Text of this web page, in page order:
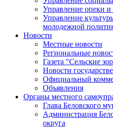
Управление опеки и
Управление
молодежной
Новости
Местные новости
Региональные
Газета "Сельские
Новости
Официальный
Объявления
Органы местного
Глава Беловского
Администрация
округа